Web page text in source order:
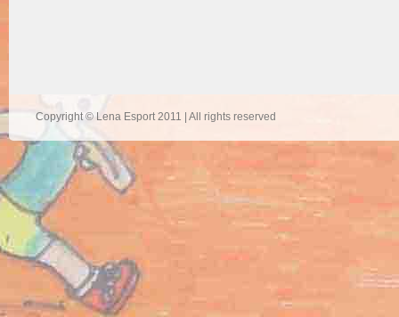
Copyright © Lena Esport 2011 | All rights reserved